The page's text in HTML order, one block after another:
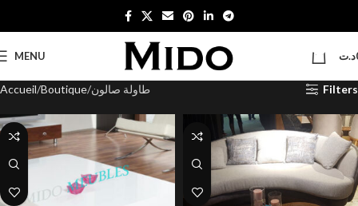
MENU د.ت
Accueil Boutique طاولة صالون Filters